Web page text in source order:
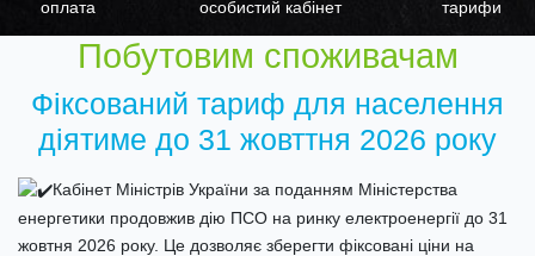
оплата особистий кабінет тарифи
Побутовим споживачам
Фіксований тариф для населення
діятиме до 31 жовттня 2026 року
Кабінет Міністрів України за поданням Міністерства
енергетики продовжив дію ПСО на ринку електроенергії до 31
жовтня 2026 року. Це дозволяє зберегти фіксовані ціни на